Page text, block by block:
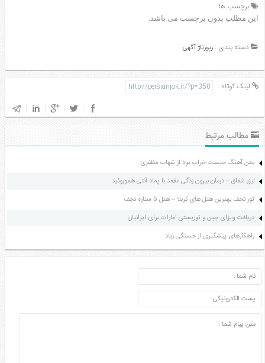
هنر
ورزش
برچسب ها :
این مطلب بدون برچسب می باشد.
دسته بندی : رپورتاژ آگهی
لینک کوتاه :
مطالب مرتبط
متن آهنگ جنست خراب بود از شهاب مظفری
لیزر شقاق – درمان بیرون زدگی مقعد با پماد آنتی هموروئید
تور نجف بهترین هتل های کربلا – هتل ۵ ستاره نجف
دریافت ویزای چین و توریستی امارات برای ایرانیان
راهکارهای پیشگیری از خستگی زیاد
ارسال دیدگاه